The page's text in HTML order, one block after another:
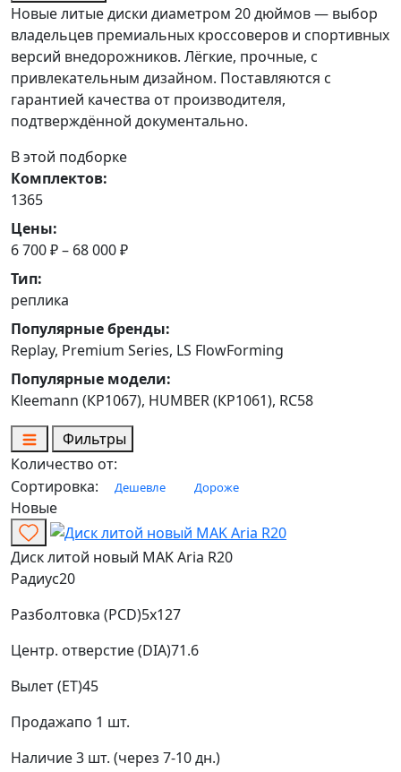
Новые литые диски диаметром 20 дюймов — выбор
владельцев премиальных кроссоверов и спортивных
версий внедорожников. Лёгкие, прочные, с
привлекательным дизайном. Поставляются с
гарантией качества от производителя,
подтверждённой документально.
В этой подборке
Комплектов:
1365
Цены:
6 700 ₽ – 68 000 ₽
Тип:
реплика
Популярные бренды:
Replay, Premium Series, LS FlowForming
Популярные модели:
Kleemann (КР1067), HUMBER (КР1061), RC58
Фильтры
Количество от:
Сортировка:
Дешевле Дороже
Новые
Диск литой новый MAK Aria R20
Радиус20
Разболтовка (PCD)5x127
Центр. отверстие (DIA)71.6
Вылет (ET)45
Продажапо 1 шт.
Наличие3 шт. (через 7-10 дн.)